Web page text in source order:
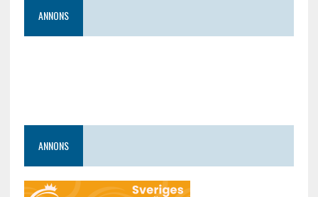
ANNONS
ANNONS